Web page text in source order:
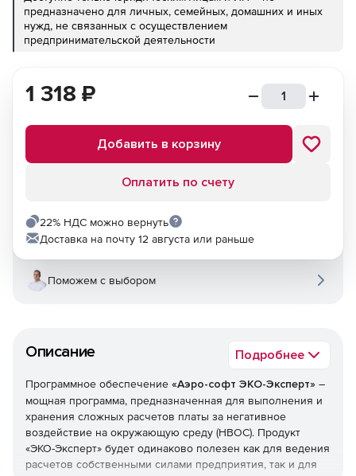
предназначено для личных, семейных, домашних и иных
нужд, не связанных с осуществлением
предпринимательской деятельности
Описание Подробнее
Программное обеспечение «Аэро-софт ЭКО-Эксперт» –
мощная программа, предназначенная для выполнения и
хранения сложных расчетов платы за негативное
воздействие на окружающую среду (НВОС). Продукт
«ЭКО-Эксперт» будет одинаково полезен как для ведения
расчетов собственными силами предприятия, так и для
1 318 ₽
Добавить в корзину
Оплатить по счету
22% НДС можно вернуть
Доставка на почту 12 августа или раньше
Поможем с выбором